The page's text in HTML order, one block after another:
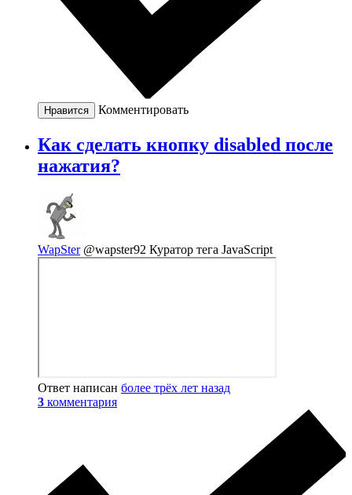
Нравится Комментировать
Как сделать кнопку disabled после
нажатия?
WapSter @wapster92 Куратор тега JavaScript
Ответ написан более трёх лет назад
3 комментария